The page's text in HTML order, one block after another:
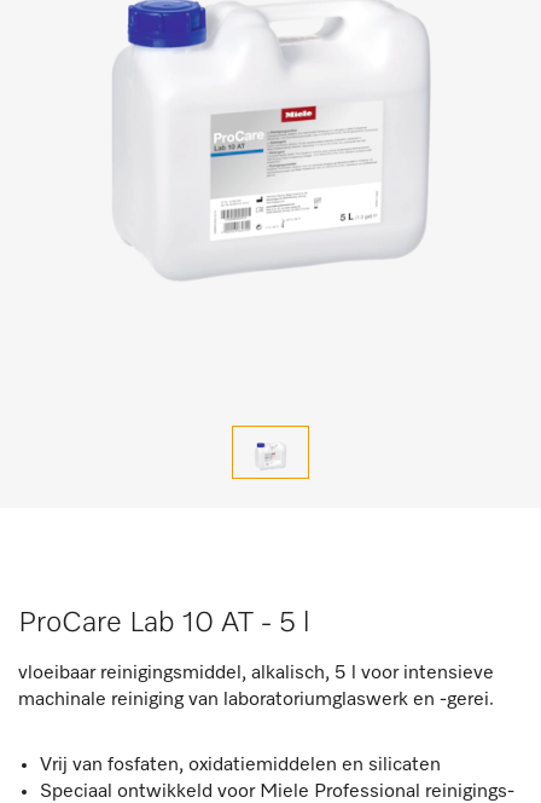
ProCare Lab 10 AT - 5 l
vloeibaar reinigingsmiddel, alkalisch, 5 l voor intensieve
machinale reiniging van laboratoriumglaswerk en -gerei.
Vrij van fosfaten, oxidatiemiddelen en silicaten
Speciaal ontwikkeld voor Miele Professional reinigings-